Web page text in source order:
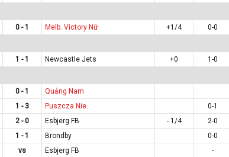
0 - 1 Melb. Victory Nữ +1/4
0-0
1 - 1 Newcastle Jets +0
1-0
0 - 1
Quảng Nam
1 - 3 Puszcza Nie.
0-1
2 - 0 Esbjerg FB - 1/4
2-0
1 - 1 Brondby
0-0
vs Esbjerg FB
-